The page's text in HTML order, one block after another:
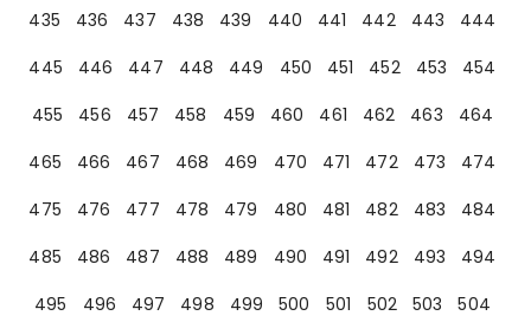
435
436 437 438 439 440 441 442 443
444
445
446 447 448 449 450 451 452 453
454
455
456 457 458 459 460 461 462 463
464
465
466 467 468 469 470 471 472 473
474
475
476 477 478 479 480 481 482 483
484
485
486 487 488 489 490 491 492 493
494
495
496 497 498 499 500 501 502 503
504